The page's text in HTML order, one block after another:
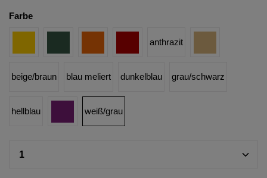
Farbe
anthrazit
beige/braun blau meliert dunkelblau grau/schwarz
hellblau weiß/grau